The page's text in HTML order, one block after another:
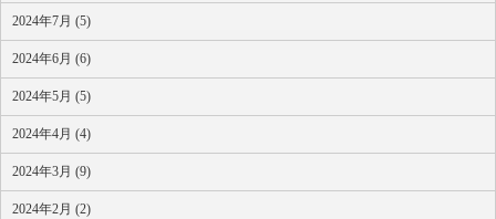
2024年7月 (5)
2024年6月 (6)
2024年5月 (5)
2024年4月 (4)
2024年3月 (9)
2024年2月 (2)